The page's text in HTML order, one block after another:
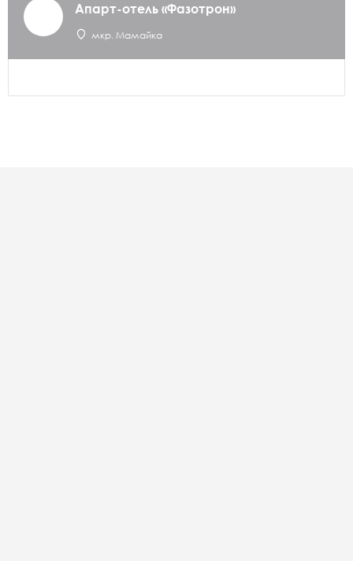
Апарт-отель «Фазотрон»
мкр. Мамайка